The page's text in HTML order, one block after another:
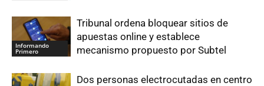
Informando
Primero
Tribunal ordena bloquear sitios de
apuestas online y establece
mecanismo propuesto por Subtel
Dos personas electrocutadas en centro